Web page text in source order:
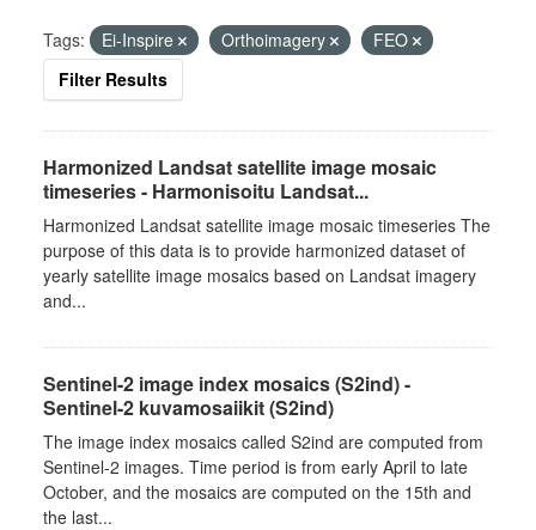
Tags: Ei-Inspire Orthoimagery
FEO
Filter Results
Harmonized Landsat satellite image mosaic
timeseries - Harmonisoitu Landsat...
Harmonized Landsat satellite image mosaic timeseries The
purpose of this data is to provide harmonized dataset of
yearly satellite image mosaics based on Landsat imagery
and...
Sentinel-2 image index mosaics (S2ind) -
Sentinel-2 kuvamosaiikit (S2ind)
The image index mosaics called S2ind are computed from
Sentinel-2 images. Time period is from early April to late
October, and the mosaics are computed on the 15th and
the last...